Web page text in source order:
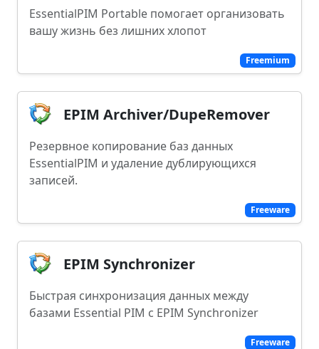
Freemium
EssentialPIM Portable помогает организовать
вашу жизнь без лишних хлопот
Freeware
EPIM Archiver/DupeRemover
Резервное копирование баз данных
EssentialPIM и удаление дублирующихся
записей.
Freeware
EPIM Synchronizer
Быстрая синхронизация данных между
базами Essential PIM с EPIM Synchronizer